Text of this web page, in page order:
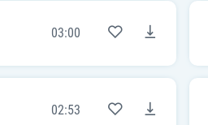
03:00
02:53